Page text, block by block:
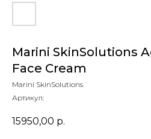
Marini SkinSolutions
Face Cream
Marini SkinSolutions
Артикул:
15950,00 р.